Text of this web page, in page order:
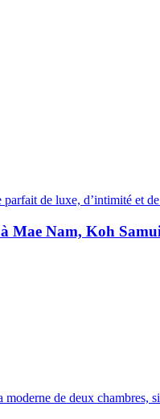
de luxe, d’intimité et
Mae Nam, Koh
moderne de deux